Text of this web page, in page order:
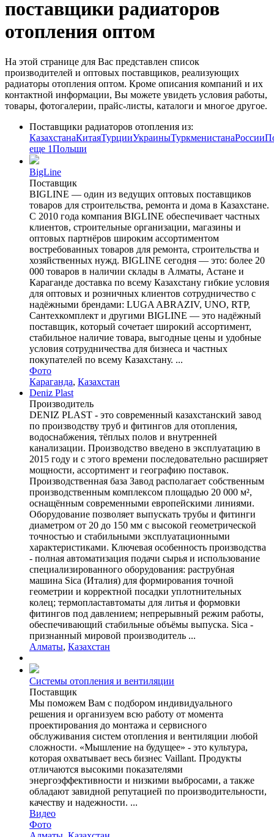
поставщики радиаторов
отопления оптом
На этой странице для Вас представлен список
производителей и оптовых поставщиков, реализующих
радиаторы отопления оптом. Кроме описания компаний и их
контактной информации, Вы можете увидеть условия работы,
товары, фотогалерии, прайс-листы, каталоги и многое другое.
Поставщики радиаторов отопления из:
КазахстанаКитаяТурцииУкраиныТуркменистанаРоссии
еще 1Польши
BigLine
Поставщик
BIGLINE — один из ведущих оптовых поставщиков
товаров для строительства, ремонта и дома в Казахстане.
С 2010 года компания BIGLINE обеспечивает частных
клиентов, строительные организации, магазины и
оптовых партнёров широким ассортиментом
востребованных товаров для ремонта, строительства и
хозяйственных нужд. BIGLINE сегодня — это: более 20
000 товаров в наличии склады в Алматы, Астане и
Караганде доставка по всему Казахстану гибкие условия
для оптовых и розничных клиентов сотрудничество с
надёжными брендами: LUGA ABRAZIV, UNO, RTP,
Сантехкомплект и другими BIGLINE — это надёжный
поставщик, который сочетает широкий ассортимент,
стабильное наличие товара, выгодные цены и удобные
условия сотрудничества для бизнеса и частных
покупателей по всему Казахстану. ...
Фото
Караганда, Казахстан
Deniz Plast
Производитель
DENIZ PLAST - это современный казахстанский завод
по производству труб и фитингов для отопления,
водоснабжения, тёплых полов и внутренней
канализации. Производство введено в эксплуатацию в
2015 году и с этого времени последовательно расширяет
мощности, ассортимент и географию поставок.
Производственная база Завод располагает собственным
производственным комплексом площадью 20 000 м²,
оснащённым современными европейскими линиями.
Оборудование позволяет выпускать трубы и фитинги
диаметром от 20 до 150 мм с высокой геометрической
точностью и стабильными эксплуатационными
характеристиками. Ключевая особенность производства
- полная автоматизация подачи сырья и использование
специализированного оборудования: раструбная
машина Sica (Италия) для формирования точной
геометрии и корректной посадки уплотнительных
колец; термопластавтоматы для литья и формовки
фитингов под давлением; непрерывный режим работы,
обеспечивающий стабильные объёмы выпуска. Sica -
признанный мировой производитель ...
Алматы, Казахстан
Системы отопления и вентиляции
Поставщик
Мы поможем Вам с подбором индивидуального
решения и организуем всю работу от момента
проектирования до монтажа и сервисного
обслуживания систем отопления и вентиляции любой
сложности. «Мышление на будущее» - это культура,
которая охватывает весь бизнес Vaillant. Продукты
отличаются высокими показателями
энергоэффективности и низкими выбросами, а также
обладают завидной репутацией по производительности,
качеству и надежности. ...
Видео
Фото